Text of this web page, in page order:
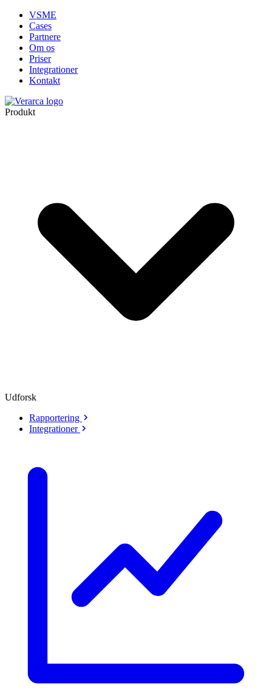
VSME
Cases
Partnere
Om os
Priser
Integrationer
Kontakt
Produkt
Udforsk
Rapportering
Integrationer